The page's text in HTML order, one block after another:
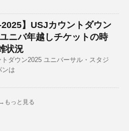
2025】USJカウントダウン
ニバ年越しチケットの時
状況
ダウン2025 ユニバーサル・スタジ
ンは
→もっと見る